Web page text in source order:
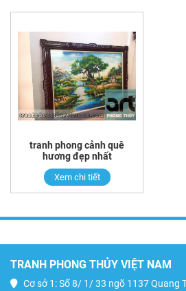
tranh phong cảnh quê
hương đẹp nhất
Xem chi tiết
TRANH PHONG THỦY VIỆT NAM
Cơ sở 1: Số 8/ 1/ 33 ngõ 1137 Quang